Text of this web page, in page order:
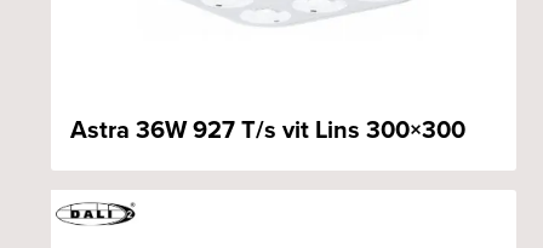
Astra 36W 927 T/s vit Lins 300×300